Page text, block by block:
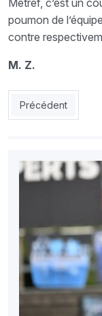
Metref, c’est un
poumon de
contre
M. Z.
Article précédent
Précédent